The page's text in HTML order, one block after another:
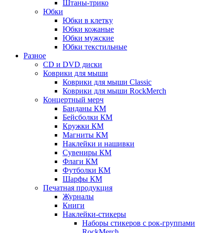
Штаны-трико
Юбки
Юбки в клетку
Юбки кожаные
Юбки мужские
Юбки текстильные
Разное
CD и DVD диски
Коврики для мыши
Коврики для мыши Classic
Коврики для мыши RockMerch
Концертный мерч
Банданы КМ
Бейсболки КМ
Кружки КМ
Магниты КМ
Наклейки и нашивки
Сувениры КМ
Флаги КМ
Футболки КМ
Шарфы КМ
Печатная продукция
Журналы
Книги
Наклейки-стикеры
Наборы стикеров с рок-группами